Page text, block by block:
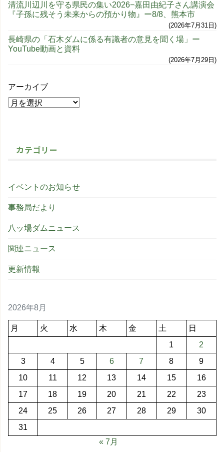
清流川辺川を守る県民の集い2026−嘉田由紀子さん講演会
『子孫に残そう未来からの預かり物』ー8/8、熊本市
2026年7月31日
長崎県の「石木ダムに係る有識者の意見を聞く場」ー
YouTube動画と資料
2026年7月29日
アーカイブ
カテゴリー
イベントのお知らせ
事務局だより
八ッ場ダムニュース
関連ニュース
更新情報
2026年8月
月 火 水 木 金 土
日
1
2
3
4 5 6 7 8
9
10
11 12 13 14 15
16
17
18 19 20 21 22
23
24
25 26 27 28 29
30
31
« 7月